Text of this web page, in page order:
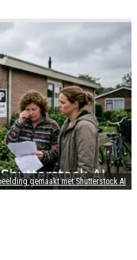
gemaakt met Shutterstock AI